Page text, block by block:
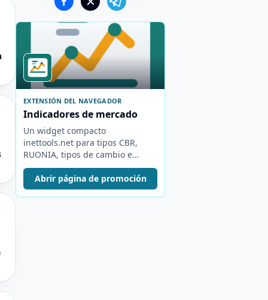
EXTENSIÓN DEL NAVEGADOR
Indicadores de mercado
Un widget compacto
inettools.net para tipos CBR,
RUONIA, tipos de cambio e
índices MOEX.
Abrir página de promoción